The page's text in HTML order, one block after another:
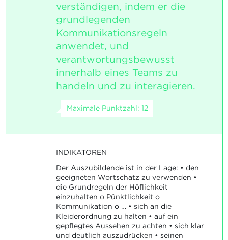
verständigen, indem er die
grundlegenden
Kommunikationsregeln
anwendet, und
verantwortungsbewusst
innerhalb eines Teams zu
handeln und zu interagieren.
Maximale Punktzahl: 12
INDIKATOREN
Der Auszubildende ist in der Lage: • den
geeigneten Wortschatz zu verwenden •
die Grundregeln der Höflichkeit
einzuhalten o Pünktlichkeit o
Kommunikation o … • sich an die
Kleiderordnung zu halten • auf ein
gepflegtes Aussehen zu achten • sich klar
und deutlich auszudrücken • seinen